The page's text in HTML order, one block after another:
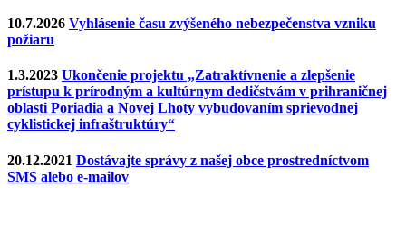
10.7.2026 Vyhlásenie času zvýšeného nebezpečenstva vzniku
požiaru
1.3.2023 Ukončenie projektu „Zatraktívnenie a zlepšenie
prístupu k prírodným a kultúrnym dedičstvám v prihraničnej
oblasti Poriadia a Novej Lhoty vybudovaním sprievodnej
cyklistickej infraštruktúry“
20.12.2021 Dostávajte správy z našej obce prostredníctvom
SMS alebo e-mailov